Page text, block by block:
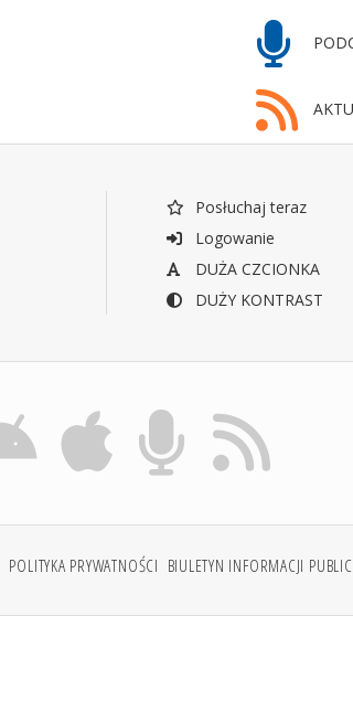
Posłuchaj teraz
Logowanie
DUŻA CZCIONKA
DUŻY KONTRAST
POLITYKA PRYWATNOŚCI BIULETYN INFORMACJI